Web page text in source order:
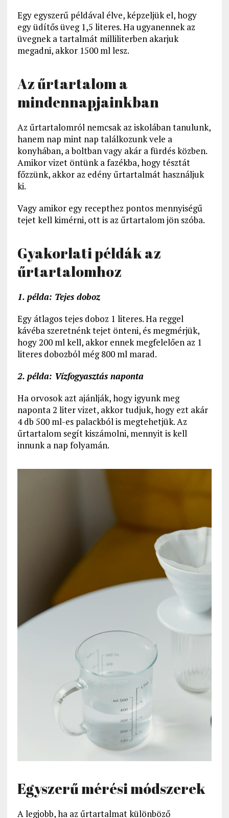
Egy egyszerű példával élve, képzeljük el, hogy
egy üdítős üveg 1,5 literes. Ha ugyanennek az
üvegnek a tartalmát milliliterben akarjuk
megadni, akkor 1500 ml lesz.
Az űrtartalom a
mindennapjainkban
Az űrtartalomról nemcsak az iskolában tanulunk,
hanem nap mint nap találkozunk vele a
konyhában, a boltban vagy akár a fürdés közben.
Amikor vizet öntünk a fazékba, hogy tésztát
főzzünk, akkor az edény űrtartalmát használjuk
ki.
Vagy amikor egy recepthez pontos mennyiségű
tejet kell kimérni, ott is az űrtartalom jön szóba.
Gyakorlati példák az
űrtartalomhoz
1. példa: Tejes doboz
Egy átlagos tejes doboz 1 literes. Ha reggel
kávéba szeretnénk tejet önteni, és megmérjük,
hogy 200 ml kell, akkor ennek megfelelően az 1
literes dobozból még 800 ml marad.
2. példa: Vízfogyasztás naponta
Ha orvosok azt ajánlják, hogy igyunk meg
naponta 2 liter vizet, akkor tudjuk, hogy ezt akár
4 db 500 ml-es palackból is megtehetjük. Az
űrtartalom segít kiszámolni, mennyit is kell
innunk a nap folyamán.
Egyszerű mérési módszerek
A legjobb, ha az űrtartalmat különböző